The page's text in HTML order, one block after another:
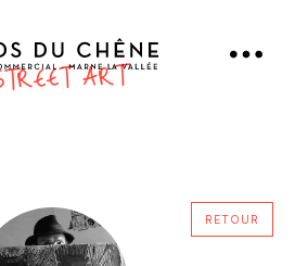
RETOUR